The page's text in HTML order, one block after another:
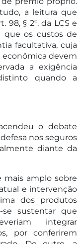
a leitura que
§ 2º, da LCS e
que os custos de
facultativa, cuja
econômica devem
a exigência
quando a
o debate
nos seguros
diante da
mais amplo sobre
e intervenção
dos produtos
se sustentar que
integrar
por conferirem